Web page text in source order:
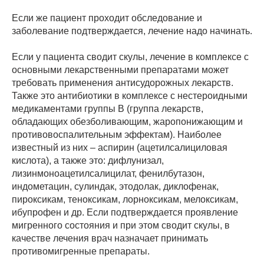
Если же пациент проходит обследование и
заболевание подтверждается, лечение надо начинать.
Если у пациента сводит скулы, лечение в комплексе с
основными лекарственными препаратами может
требовать применения антисудорожных лекарств.
Также это антибиотики в комплексе с нестероидными
медикаментами группы В (группа лекарств,
обладающих обезболивающим, жаропонижающим и
противовоспалительным эффектам). Наиболее
известный из них – аспирин (ацетилсалициловая
кислота), а также это: дифлунизал,
лизинмоноацетилсалицилат, фенилбутазон,
индометацин, сулиндак, этодолак, диклофенак,
пироксикам, теноксикам, лорноксикам, мелоксикам,
ибупрофен и др. Если подтверждается проявление
мигренного состояния и при этом сводит скулы, в
качестве лечения врач назначает принимать
противомигренные препараты.